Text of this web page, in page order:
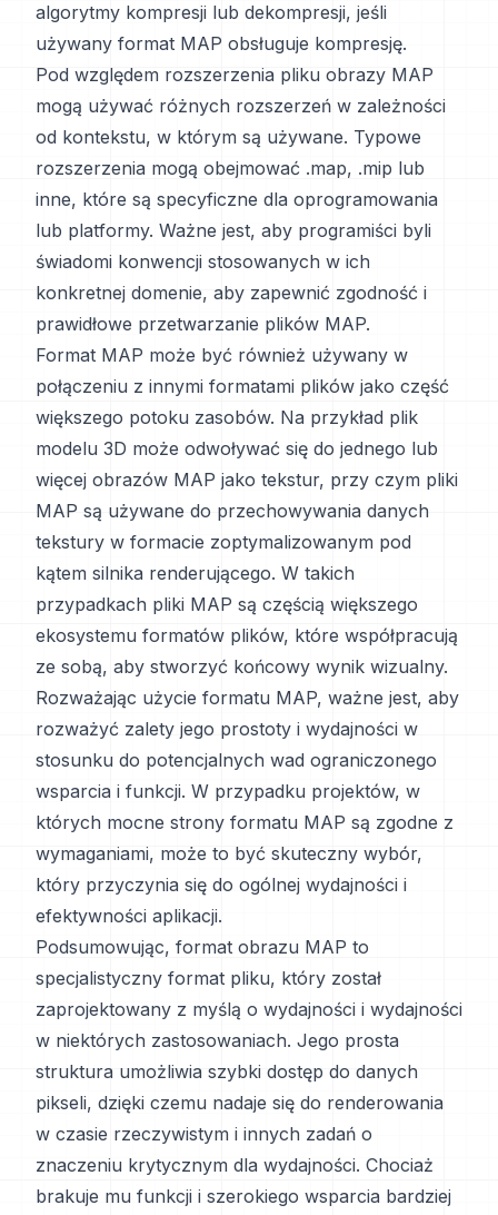
algorytmy kompresji lub dekompresji, jeśli
używany format MAP obsługuje kompresję.
Pod względem rozszerzenia pliku obrazy MAP
mogą używać różnych rozszerzeń w zależności
od kontekstu, w którym są używane. Typowe
rozszerzenia mogą obejmować .map, .mip lub
inne, które są specyficzne dla oprogramowania
lub platformy. Ważne jest, aby programiści byli
świadomi konwencji stosowanych w ich
konkretnej domenie, aby zapewnić zgodność i
prawidłowe przetwarzanie plików MAP.
Format MAP może być również używany w
połączeniu z innymi formatami plików jako część
większego potoku zasobów. Na przykład plik
modelu 3D może odwoływać się do jednego lub
więcej obrazów MAP jako tekstur, przy czym pliki
MAP są używane do przechowywania danych
tekstury w formacie zoptymalizowanym pod
kątem silnika renderującego. W takich
przypadkach pliki MAP są częścią większego
ekosystemu formatów plików, które współpracują
ze sobą, aby stworzyć końcowy wynik wizualny.
Rozważając użycie formatu MAP, ważne jest, aby
rozważyć zalety jego prostoty i wydajności w
stosunku do potencjalnych wad ograniczonego
wsparcia i funkcji. W przypadku projektów, w
których mocne strony formatu MAP są zgodne z
wymaganiami, może to być skuteczny wybór,
który przyczynia się do ogólnej wydajności i
efektywności aplikacji.
Podsumowując, format obrazu MAP to
specjalistyczny format pliku, który został
zaprojektowany z myślą o wydajności i wydajności
w niektórych zastosowaniach. Jego prosta
struktura umożliwia szybki dostęp do danych
pikseli, dzięki czemu nadaje się do renderowania
w czasie rzeczywistym i innych zadań o
znaczeniu krytycznym dla wydajności. Chociaż
brakuje mu funkcji i szerokiego wsparcia bardziej